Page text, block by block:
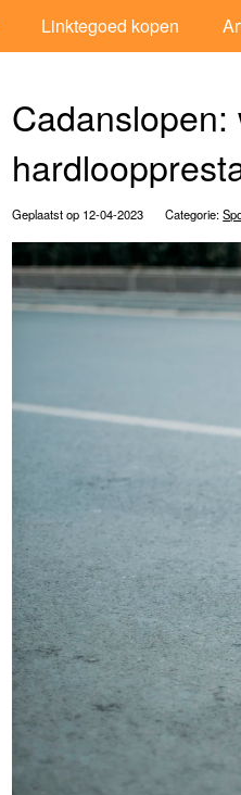
Linktegoed kopen
Geplaatst op 12-04-2023 Categorie: